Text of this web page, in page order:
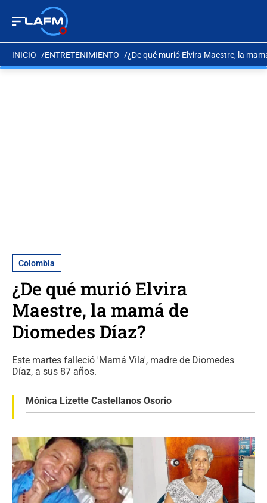
INICIO ENTRETENIMIENTO ¿De qué murió Elvira Maestre, la
Colombia
¿De qué murió Elvira
Maestre, la mamá de
Diomedes Díaz?
Este martes falleció 'Mamá Vila', madre de Diomedes
Díaz, a sus 87 años.
Mónica Lizette Castellanos Osorio